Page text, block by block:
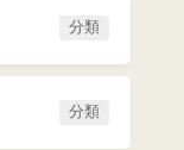
分類
分類